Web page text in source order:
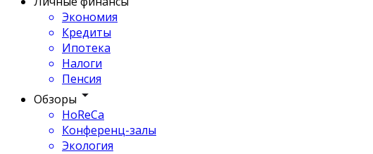
Экономия
Кредиты
Ипотека
Налоги
Пенсия
Обзоры
HoReCa
Конференц-залы
Экология